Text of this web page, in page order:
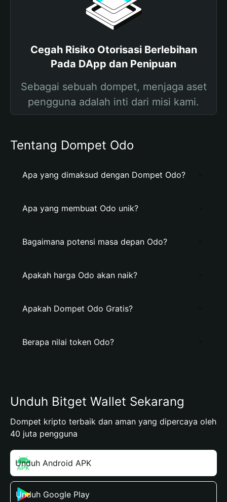
Cegah Risiko Otorisasi Berlebihan
Pada DApp dan Penipuan
Sebagai sebuah dompet, menjaga aset
pengguna adalah inti dari misi kami.
Tentang Dompet Odo
Apa yang dimaksud dengan Dompet Odo?
Apa yang membuat Odo unik?
Bagaimana potensi masa depan Odo?
Apakah harga Odo akan naik?
Apakah Dompet Odo Gratis?
Berapa nilai token Odo?
Unduh Bitget Wallet Sekarang
Dompet kripto terbaik dan aman yang dipercaya oleh
40 juta pengguna
Unduh Android APK
Unduh Google Play